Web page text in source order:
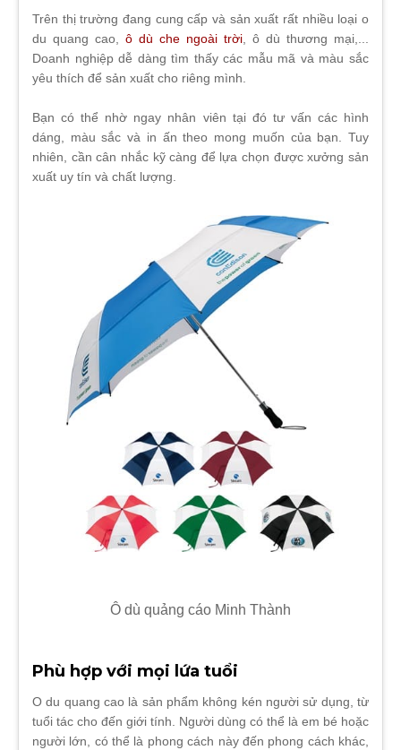
Trên thị trường đang cung cấp và sản xuất rất nhiều loại o
du quang cao, ô dù che ngoài trời, ô dù thương mại,...
Doanh nghiệp dễ dàng tìm thấy các mẫu mã và màu sắc
yêu thích để sản xuất cho riêng mình.
Bạn có thể nhờ ngay nhân viên tại đó tư vấn các hình
dáng, màu sắc và in ấn theo mong muốn của bạn. Tuy
nhiên, cần cân nhắc kỹ càng để lựa chọn được xưởng sản
xuất uy tín và chất lượng.
Ô dù quảng cáo Minh Thành
Phù hợp với mọi lứa tuổi
O du quang cao là sản phẩm không kén người sử dụng, từ
tuổi tác cho đến giới tính. Người dùng có thể là em bé hoặc
người lớn, có thể là phong cách này đến phong cách khác,